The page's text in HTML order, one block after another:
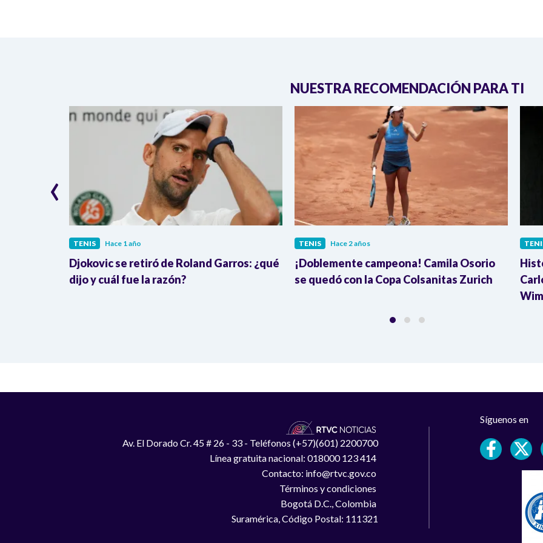
NUESTRA RECOMENDACIÓN PARA TI
TENIS Hace 1 año
Djokovic se retiró de Roland Garros: ¿qué
dijo y cuál fue la razón?
TENIS Hace 2 años
¡Doblemente campeona! Camila Osorio
se quedó con la Copa Colsanitas Zurich
‹
Av. El Dorado Cr. 45 # 26 - 33 - Teléfonos (+57)(601) 2200700
Línea gratuita nacional: 018000 123 414
Contacto: info@rtvc.gov.co
Términos y condiciones
Bogotá D.C., Colombia
Suramérica, Código Postal: 111321
Síguenos en